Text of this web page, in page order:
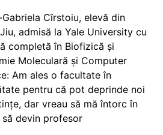
Cîrstoiu, elevă din
admisă la Yale University cu
completă în Biofizică și
Moleculară și Computer
Am ales o facultate în
pentru că pot deprinde noi
dar vreau să mă întorc în
devin profesor